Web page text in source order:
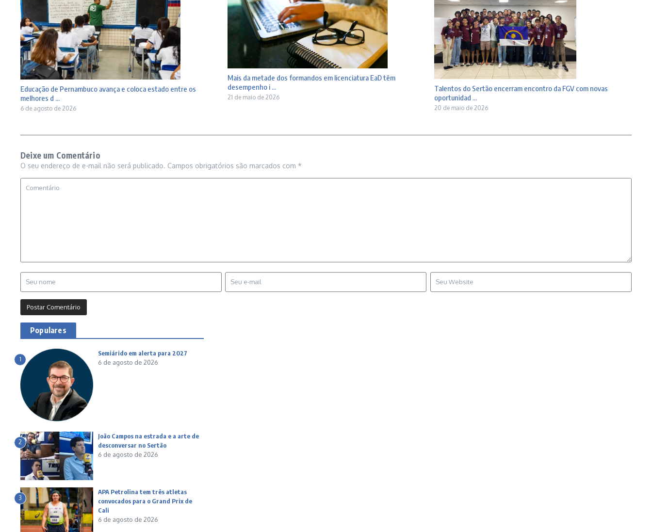
Educação de Pernambuco avança e coloca estado entre os
melhores d ...
6 de agosto de 2026
Mais da metade dos formandos em licenciatura EaD têm
desempenho i ...
21 de maio de 2026
Talentos do Sertão encerram encontro da FGV com novas
oportunidad ...
20 de maio de 2026
Deixe um Comentário
O seu endereço de e-mail não será publicado. Campos obrigatórios são marcados com *
Populares
1
Semiárido em alerta para 2027
6 de agosto de 2026
2
João Campos na estrada e a arte de
desconversar no Sertão
6 de agosto de 2026
3
APA Petrolina tem três atletas
convocados para o Grand Prix de
Cali
6 de agosto de 2026